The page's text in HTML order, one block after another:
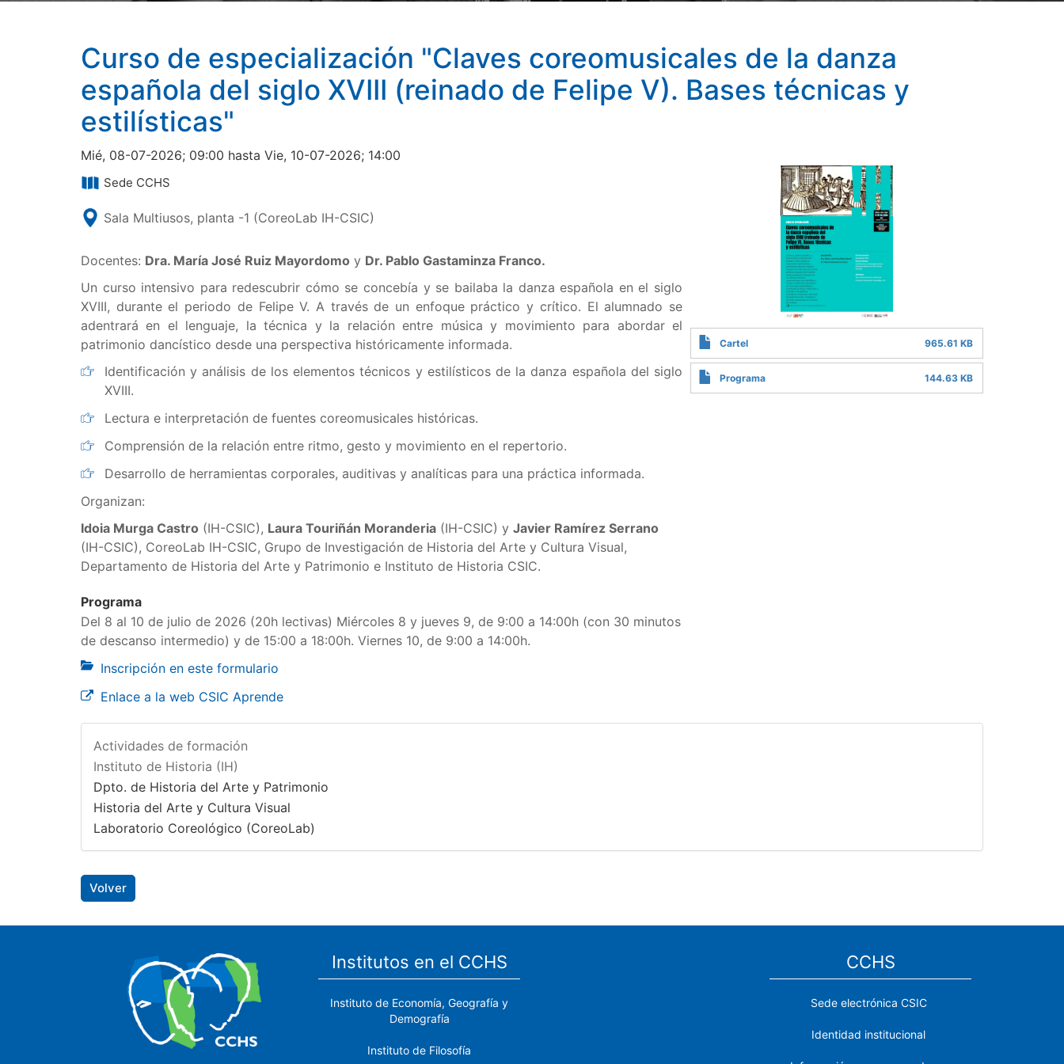
Curso de especialización "Claves coreomusicales de la danza
española del siglo XVIII (reinado de Felipe V). Bases técnicas y
estilísticas"
Mié, 08-07-2026; 09:00 hasta Vie, 10-07-2026; 14:00
Sede CCHS
Sala Multiusos, planta -1 (CoreoLab IH-CSIC)
Docentes: Dra. María José Ruiz Mayordomo y Dr. Pablo Gastaminza Franco.
Un curso intensivo para redescubrir cómo se concebía y se bailaba la danza española en el siglo
XVIII, durante el periodo de Felipe V. A través de un enfoque práctico y crítico. El alumnado se
adentrará en el lenguaje, la técnica y la relación entre música y movimiento para abordar el
patrimonio dancístico desde una perspectiva históricamente informada.
Identificación y análisis de los elementos técnicos y estilísticos de la danza española del siglo
XVIII.
Lectura e interpretación de fuentes coreomusicales históricas.
Comprensión de la relación entre ritmo, gesto y movimiento en el repertorio.
Desarrollo de herramientas corporales, auditivas y analíticas para una práctica informada.
Organizan:
Idoia Murga Castro (IH-CSIC), Laura Touriñán Moranderia (IH-CSIC) y Javier Ramírez Serrano
(IH-CSIC), CoreoLab IH-CSIC, Grupo de Investigación de Historia del Arte y Cultura Visual,
Departamento de Historia del Arte y Patrimonio e Instituto de Historia CSIC.
Programa
Del 8 al 10 de julio de 2026 (20h lectivas) Miércoles 8 y jueves 9, de 9:00 a 14:00h (con 30 minutos
de descanso intermedio) y de 15:00 a 18:00h. Viernes 10, de 9:00 a 14:00h.
Cartel 965.61 KB
Programa 144.63 KB
Inscripción en este formulario
Enlace a la web CSIC Aprende
Actividades de formación
Instituto de Historia (IH)
Dpto. de Historia del Arte y Patrimonio
Historia del Arte y Cultura Visual
Laboratorio Coreológico (CoreoLab)
Volver
Institutos en el CCHS
Instituto de Economía, Geografía y
Demografía
Instituto de Filosofía
CCHS
Sede electrónica CSIC
Identidad institucional